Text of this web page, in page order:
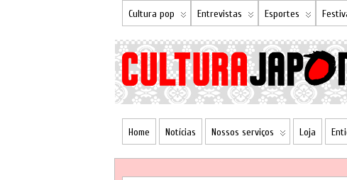
Cultura pop Entrevistas Esportes
Home Notícias Nossos serviços Loja